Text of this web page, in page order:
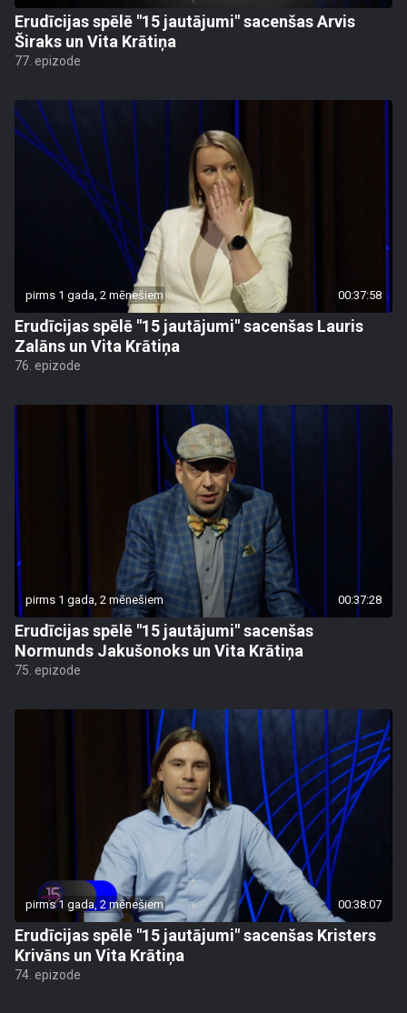
Erudīcijas spēlē "15 jautājumi" sacenšas Arvis
Širaks un Vita Krātiņa
77. epizode
pirms 1 gada, 2 mēnešiem 00:37:58
Erudīcijas spēlē "15 jautājumi" sacenšas Lauris
Zalāns un Vita Krātiņa
76. epizode
pirms 1 gada, 2 mēnešiem 00:37:28
Erudīcijas spēlē "15 jautājumi" sacenšas
Normunds Jakušonoks un Vita Krātiņa
75. epizode
pirms 1 gada, 2 mēnešiem 00:38:07
Erudīcijas spēlē "15 jautājumi" sacenšas Kristers
Krivāns un Vita Krātiņa
74. epizode